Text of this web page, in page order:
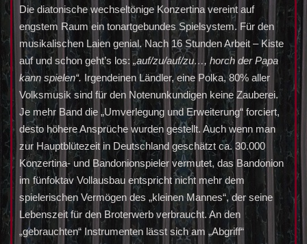
Die diatonische wechseltönige Konzertina vereint auf
engstem Raum ein tonartgebundes Spielsystem. Für den
musikalischen Laien genial. Nach 16 Stunden Arbeit – Kiste
auf und schon geht’s los: „auf/zu/auf/zu…, horch der Papa
kann spielen“. Irgendeinen Ländler, eine Polka, 80% aller
Volksmusik sind für den Notenunkundigen keine Zauberei.
Je mehr Band die „Umverlegung und Erweiterung“ forciert,
desto höhere Ansprüche wurden gestellt. Auch wenn man
zur Hauptblütezeit in Deutschland geschätzt ca. 30.000
Konzertina- und Bandonionspieler vermutet, das Bandonion
im fünfoktav Vollausbau entspricht nicht mehr dem
spielerischen Vermögen des „kleinen Mannes“, der seine
Lebenszeit für den Broterwerb verbraucht. An den
„gebrauchten“ Instrumenten lässt sich am „Abgriff“